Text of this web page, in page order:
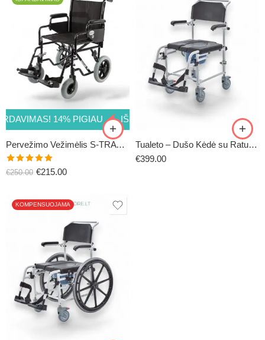
14% PIGIAU IŠPARDAVIMAS! 14% PIGIAU
Pervežimo Vežimėlis S-TRAVEL
Įvertinimas:
€250.00 €215.00
38CM
41CM
46CM (standartinis
dydis)
Tualeto – Dušo Kėdė su Ratukais
€399.00
KOMPENSUOJAMA